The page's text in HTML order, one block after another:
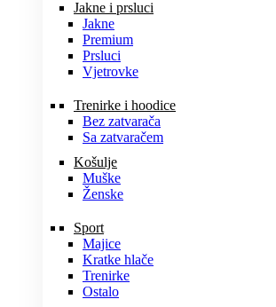
Jakne i prsluci
Jakne
Premium
Prsluci
Vjetrovke
Trenirke i hoodice
Bez zatvarača
Sa zatvaračem
Košulje
Muške
Ženske
Sport
Majice
Kratke hlače
Trenirke
Ostalo